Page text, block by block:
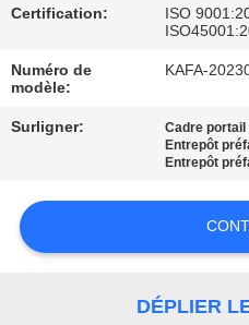
DE
L'USINE
QUALITÉ
Certification:
ISO
Numéro de
modèle:
KAFA-
Surligner: Cadre
Entrepôt
Entrepôt
DÉPLIER